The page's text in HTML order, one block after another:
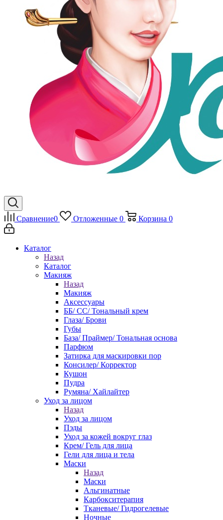
Сравнение0 Отложенные 0 Корзина 0
Каталог
Назад
Каталог
Макияж
Назад
Макияж
Аксессуары
ББ/ СС/ Тональный крем
Глаза/ Брови
Губы
База/ Праймер/ Тональная основа
Парфюм
Затирка для маскировки пор
Консилер/ Корректор
Кушон
Пудра
Румяна/ Хайлайтер
Уход за лицом
Назад
Уход за лицом
Пэды
Уход за кожей вокруг глаз
Крем/ Гель для лица
Гели для лица и тела
Маски
Назад
Маски
Альгинатные
Карбокситерапия
Тканевые/ Гидрогелевые
Ночные